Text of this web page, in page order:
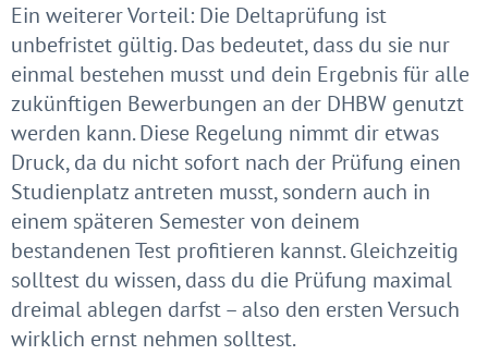
Ein weiterer Vorteil: Die Deltaprüfung ist
unbefristet gültig. Das bedeutet, dass du sie nur
einmal bestehen musst und dein Ergebnis für alle
zukünftigen Bewerbungen an der DHBW genutzt
werden kann. Diese Regelung nimmt dir etwas
Druck, da du nicht sofort nach der Prüfung einen
Studienplatz antreten musst, sondern auch in
einem späteren Semester von deinem
bestandenen Test profitieren kannst. Gleichzeitig
solltest du wissen, dass du die Prüfung maximal
dreimal ablegen darfst – also den ersten Versuch
wirklich ernst nehmen solltest.